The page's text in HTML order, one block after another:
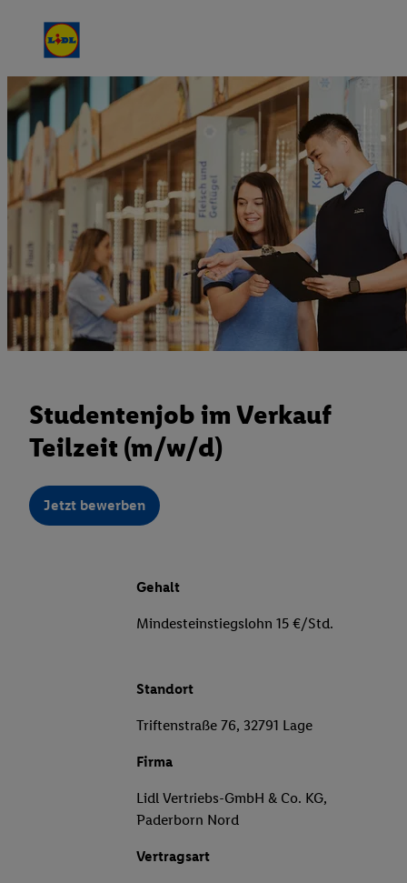
Studentenjob im Verkauf
Teilzeit (m/w/d)
Jetzt bewerben
Gehalt
Mindesteinstiegslohn 15 €/Std.
Standort
Triftenstraße 76, 32791 Lage
Firma
Lidl Vertriebs-GmbH & Co. KG,
Paderborn Nord
Vertragsart